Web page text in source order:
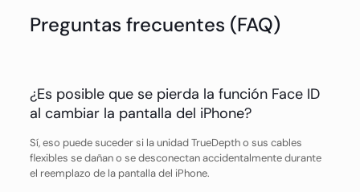
Preguntas frecuentes (FAQ)
¿Es posible que se pierda la función Face ID
al cambiar la pantalla del iPhone?
Sí, eso puede suceder si la unidad TrueDepth o sus cables
flexibles se dañan o se desconectan accidentalmente durante
el reemplazo de la pantalla del iPhone.